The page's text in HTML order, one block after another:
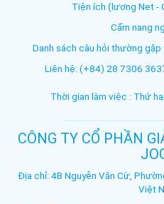
Tiện ích (lương Net -
Cẩm nang
Danh sách câu hỏi thường
Liên hệ: (+84) 28 7306
Thời gian làm việc : Thứ
CÔNG TY CỔ PHẦN
Địa chỉ: 4B Nguyễn Văn Cừ,
Việt